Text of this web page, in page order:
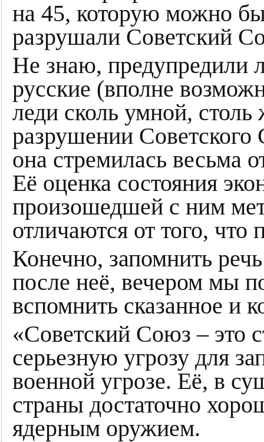
на 45, которую можно
разрушали Советский
Не знаю, предупредили
русские (вполне
леди сколь умной,
разрушении
она стремилась весьма
Её оценка состояния
произошедшей с ним
отличаются от того,
Конечно, запомнить
после неё, вечером мы
вспомнить сказанное и
«Советский Союз – это
серьезную угрозу для
военной угрозе. Её, в
страны достаточно
ядерным оружием.